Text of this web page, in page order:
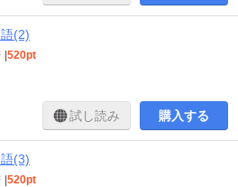
(2)
|520pt
試し読み 購入する
(3)
|520pt